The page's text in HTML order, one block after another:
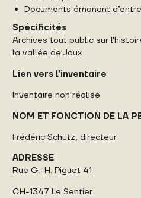
Documents émanant
Spécificités
Archives tout public sur
la vallée de Joux
Lien vers l’inventaire
Inventaire non réalisé
NOM ET FONCTION DE LA
Frédéric Schütz, directeur
ADRESSE
Rue G.-H. Piguet 41
CH-1347 Le Sentier